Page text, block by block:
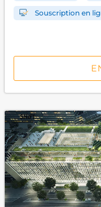
Souscription en